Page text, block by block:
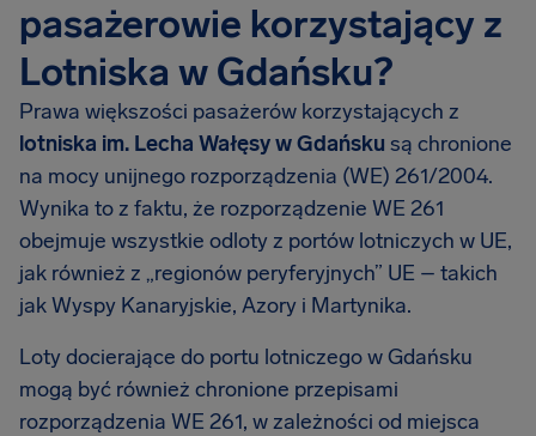
pasażerowie korzystający z
Lotniska w Gdańsku?
Prawa większości pasażerów korzystających z
lotniska im. Lecha Wałęsy w Gdańsku są chronione
na mocy unijnego rozporządzenia (WE) 261/2004.
Wynika to z faktu, że rozporządzenie WE 261
obejmuje wszystkie odloty z portów lotniczych w UE,
jak również z „regionów peryferyjnych” UE – takich
jak Wyspy Kanaryjskie, Azory i Martynika.
Loty docierające do portu lotniczego w Gdańsku
mogą być również chronione przepisami
rozporządzenia WE 261, w zależności od miejsca